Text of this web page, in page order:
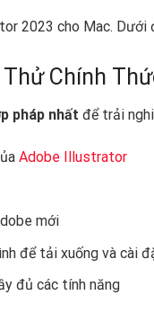
2023 cho Mac. Dưới
Chính
pháp nhất để trải
Adobe Illustrator
mới
để tải xuống và cài
đủ các tính năng